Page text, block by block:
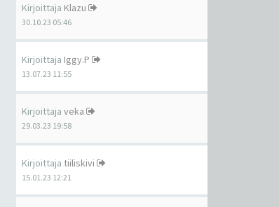
Kirjoittaja Klazu
30.10.23 05:46
Kirjoittaja Iggy.P
13.07.23 11:55
Kirjoittaja veka
29.03.23 19:58
Kirjoittaja tiiliskivi
15.01.23 12:21